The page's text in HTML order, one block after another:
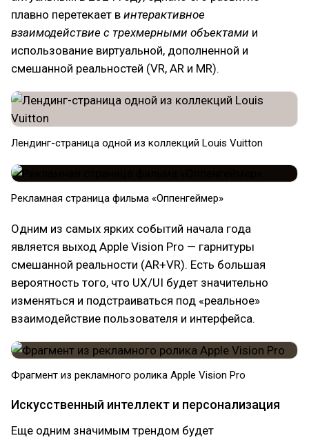
плавно перетекает в интерактивное
взаимодействие с трехмерными объектами и
использование виртуальной, дополненной и
смешанной реальностей (VR, AR и MR).
Лендинг-страница одной из коллекций Louis Vuitton
Рекламная страница фильма «Оппенгеймер»
Одним из самых ярких событий начала года
является выход Apple Vision Pro — гарнитуры
смешанной реальности (AR+VR). Есть большая
вероятность того, что UX/UI будет значительно
изменяться и подстраиваться под «реальное»
взаимодействие пользователя и интерфейса.
Фрагмент из рекламного ролика Apple Vision Pro
Искусственный интеллект и персонализация
Еще одним значимым трендом будет